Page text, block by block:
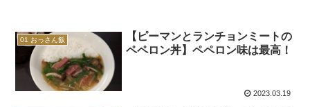
01 おっさん飯
【ピーマンとランチョンミートの
ペペロン丼】ペペロン味は最高！
2023.03.19